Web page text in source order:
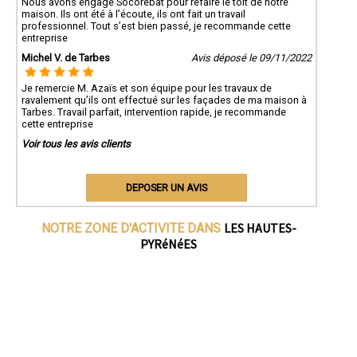
maison. Ils ont été à l’écoute, ils ont fait un travail
professionnel. Tout s’est bien passé, je recommande cette
entreprise
Michel V. de Tarbes
Avis déposé le 09/11/2022
Je remercie M. Azaïs et son équipe pour les travaux de
ravalement qu’ils ont effectué sur les façades de ma maison à
Tarbes. Travail parfait, intervention rapide, je recommande
cette entreprise
Voir tous les avis clients
DEPOSER UN AVIS
NOTRE ZONE D'ACTIVITE DANS LES HAUTES-
PYRéNéES